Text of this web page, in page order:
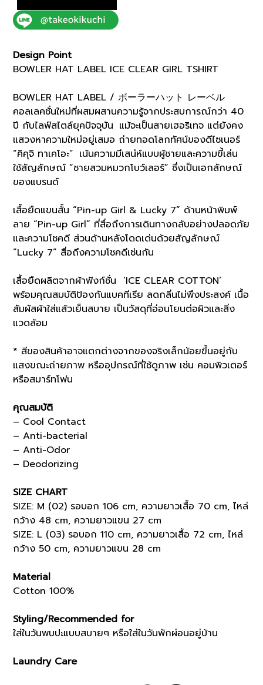
CLEAR
GIRL
TSHIRT
*ECS
quantity
Design Point
BOWLER HAT LABEL ICE CLEAR GIRL TSHIRT
BOWLER HAT LABEL / ボーラーハット レーベル
คอลเลคชั่นใหม่ที่ผสมผสานความรู้จากประสบการณ์กว่า 40
ปี กับไลฟ์สไตล์ยุคปัจจุบัน แม้จะเป็นสายเฮอริเทจ แต่ยังคง
แสวงหาความใหม่อยู่เสมอ ถ่ายทอดโลกทัศน์ของดีไซเนอร์
“คิคุจิ ทาเคโอะ” เน้นความมีเสน่ห์แบบผู้ชายและความขี้เล่น
ใช้สัญลักษณ์ “ชายสวมหมวกโบว์เลอร์” ซึ่งเป็นเอกลักษณ์
ของแบรนด์
เสื้อยืดแขนสั้น “Pin-up Girl & Lucky 7” ด้านหน้าพิมพ์
ลาย “Pin-up Girl” ที่สื่อถึงการเดินทางกลับอย่างปลอดภัย
และความโชคดี ส่วนด้านหลังโดดเด่นด้วยสัญลักษณ์
“Lucky 7” สื่อถึงความโชคดีเช่นกัน
เสื้อยืดผลิตจากผ้าฟังก์ชั่น ‘ICE CLEAR COTTON’
พร้อมคุณสมบัติป้องกันแบคทีเรีย ลดกลิ่นไม่พึงประสงค์ เนื้อ
สัมผัสผ้าใส่แล้วเย็นสบาย เป็นวัสดุที่อ่อนโยนต่อผิวและสิ่ง
แวดล้อม
* สีของสินค้าอาจแตกต่างจากของจริงเล็กน้อยขึ้นอยู่กับ
แสงขณะถ่ายภาพ หรืออุปกรณ์ที่ใช้ดูภาพ เช่น คอมพิวเตอร์
หรือสมาร์ทโฟน
คุณสมบัติ
– Cool Contact
– Anti-bacterial
– Anti-Odor
– Deodorizing
SIZE CHART
SIZE: M (02) รอบอก 106 cm, ความยาวเสื้อ 70 cm, ไหล่
กว้าง 48 cm, ความยาวแขน 27 cm
SIZE: L (03) รอบอก 110 cm, ความยาวเสื้อ 72 cm, ไหล่
กว้าง 50 cm, ความยาวแขน 28 cm
Material
Cotton 100%
Styling/Recommended for
ใส่ในวันพบปะแบบสบายๆ หรือใส่ในวันพักผ่อนอยู่บ้าน
Laundry Care